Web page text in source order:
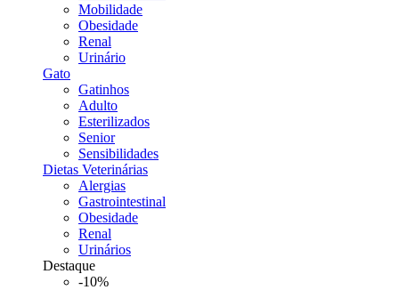
Mobilidade
Obesidade
Renal
Urinário
Gato
Gatinhos
Adulto
Esterilizados
Senior
Sensibilidades
Dietas Veterinárias
Alergias
Gastrointestinal
Obesidade
Renal
Urinários
Destaque
-10%